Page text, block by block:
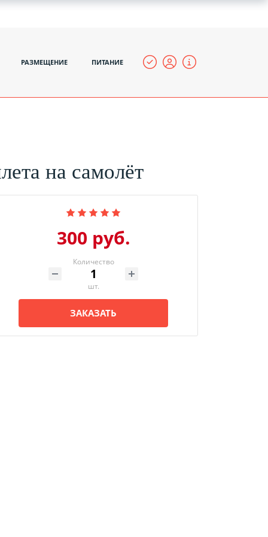
РАЗМЕЩЕНИЕ ПИТАНИЕ
на самолёт
300 руб.
Количество
шт.
ЗАКАЗАТЬ